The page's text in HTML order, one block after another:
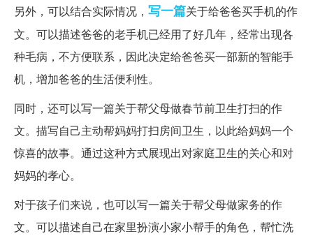
另外，可以结合实际情况， 写一篇关于给爸爸买手机的作
文。可以描述爸爸的老手机已经用了好几年，经常出现各
种毛病，不方便联系，因此决定给爸爸买一部新的智能手
机，增加爸爸的生活便利性。
同时，还可以写一篇关于帮父母做春节前卫生打扫的作
文。描写自己主动帮妈妈打扫房间卫生，以此给妈妈一个
惊喜的故事。通过这种方式展现出对家庭卫生的关心和对
妈妈的孝心。
对于孩子们来说，也可以写一篇关于帮父母做家务的作
文。可以描述自己在家里扮演小家小帮手的角色，帮忙洗